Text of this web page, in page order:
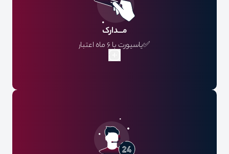
مـــدارک
✅پاسپورت با 6 ماه اعتبار